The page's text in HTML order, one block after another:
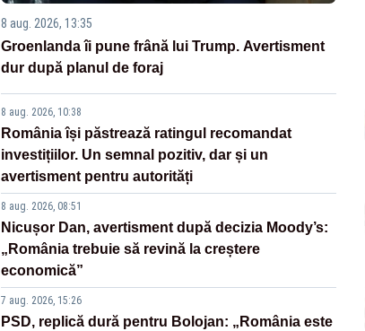
8 aug. 2026, 13:35
Groenlanda îi pune frână lui Trump. Avertisment
dur după planul de foraj
8 aug. 2026, 10:38
România își păstrează ratingul recomandat
investițiilor. Un semnal pozitiv, dar și un
avertisment pentru autorități
8 aug. 2026, 08:51
Nicușor Dan, avertisment după decizia Moody’s:
„România trebuie să revină la creștere
economică”
7 aug. 2026, 15:26
PSD, replică dură pentru Bolojan: „România este